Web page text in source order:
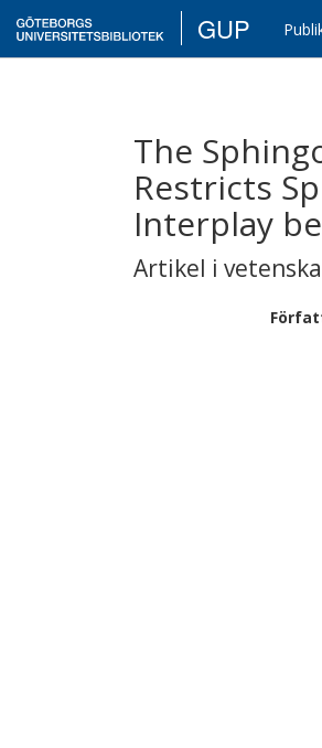
GUP
The
Restricts
Interplay
Artikel i